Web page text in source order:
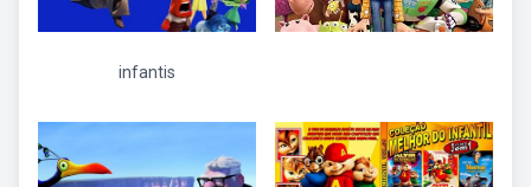
infantis